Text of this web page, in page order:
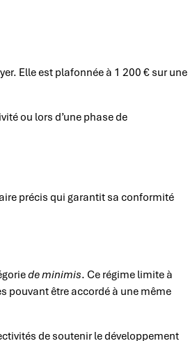
Elle est plafonnée à 1 200 € sur une
ou lors d’une phase de
précis qui garantit sa conformité
de minimis. Ce régime limite à
pouvant être accordé à une même
de soutenir le développement